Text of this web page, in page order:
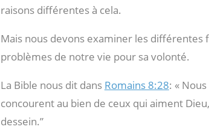
raisons différentes à cela.
Mais nous devons examiner les différentes
problèmes de notre vie pour sa volonté.
La Bible nous dit dans Romains 8:28: «
concourent au bien de ceux qui aiment
dessein.”